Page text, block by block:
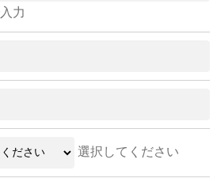
力
選択してください